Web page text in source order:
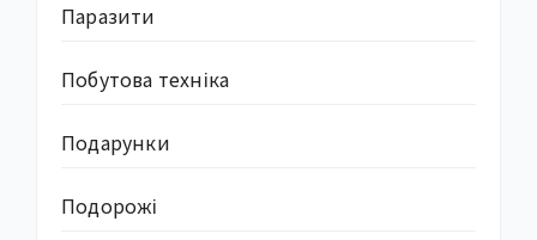
Паразити
Побутова техніка
Подарунки
Подорожі